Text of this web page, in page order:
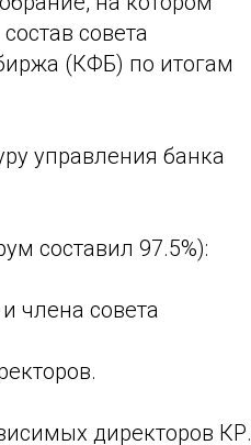
совета
(КФБ) по итогам
управления банка
составил 97.5%):
члена совета
директоров КР.